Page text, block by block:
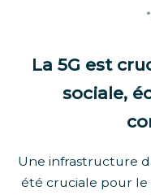
La 5G est
sociale,
Une infrastructure
été cruciale pour le